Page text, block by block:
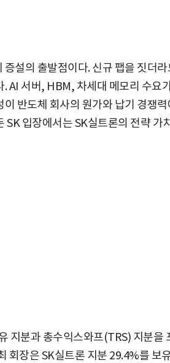
증설의 출발점이다. 신규 팹을 짓더
. AI 서버, HBM, 차세대 메모리 수요
이 반도체 회사의 원가와 납기 경쟁
SK 입장에서는 SK실트론의 전략 가
지분과 총수익스와프(TRS) 지분을
회장은 SK실트론 지분 29.4%를 보